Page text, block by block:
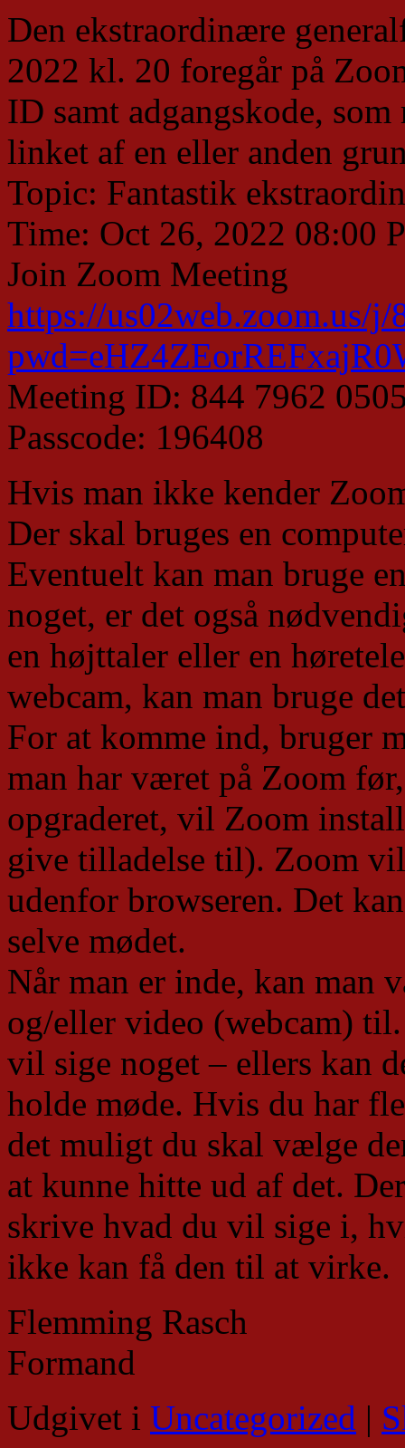
Den ekstraordinære
2022 kl. 20 foregår på
ID samt adgangskode,
linket af en eller anden
Topic: Fantastik
Time: Oct 26, 2022 08:00
Join Zoom Meeting
https://us02web.zoom.us/j/
Meeting ID: 844 7962
Passcode: 196408
Hvis man ikke kender
Der skal bruges en
Eventuelt kan man bruge
noget, er det også
en højttaler eller en
webcam, kan man bruge
For at komme ind, bruger
man har været på Zoom
opgraderet, vil Zoom
give tilladelse til). Zoom
udenfor browseren. Det
selve mødet.
Når man er inde, kan man
og/eller video (webcam)
vil sige noget – ellers kan
holde møde. Hvis du har
det muligt du skal vælge
at kunne hitte ud af det.
skrive hvad du vil sige i,
ikke kan få den til at virke.
Flemming Rasch
Formand
Udgivet i Uncategorized |